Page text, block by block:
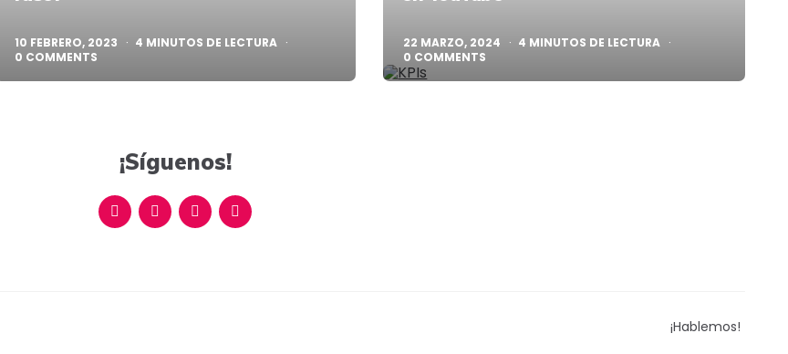
10 FEBRERO, 2023 4 MINUTOS DE LECTURA
0 COMMENTS
22 MARZO, 2024 4 MINUTOS DE LECTURA
0 COMMENTS
¡Síguenos!
¡Hablemos!